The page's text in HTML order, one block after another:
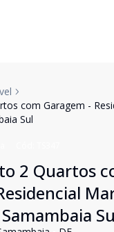
com Garagem -
Sul
2 Quartos